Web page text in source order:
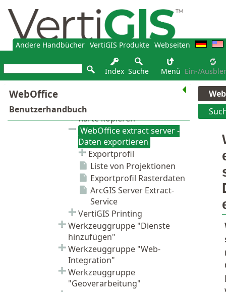
Andere Handbücher VertiGIS Produkte Webseiten
Index Suche Menü Ein-/